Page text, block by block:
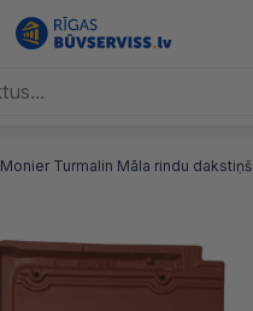
Monier Turmalin Māla rindu dakstiņš